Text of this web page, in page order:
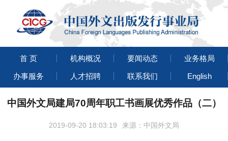
首 页 机构概况 要闻动态 业务格局
办事服务 人才招聘 联系我们 English
中国外文局建局70周年职工书画展优秀作品（二）
2019-09-20 18:03:19 来源：中国外文局